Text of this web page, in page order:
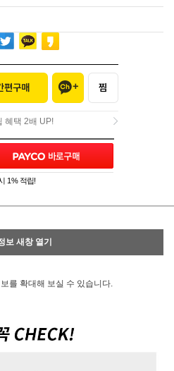
혜택 2배 UP!
혜택 2배 UP!
1% 적립!
보 새창 열기
를 확대해 보실 수 있습니다.